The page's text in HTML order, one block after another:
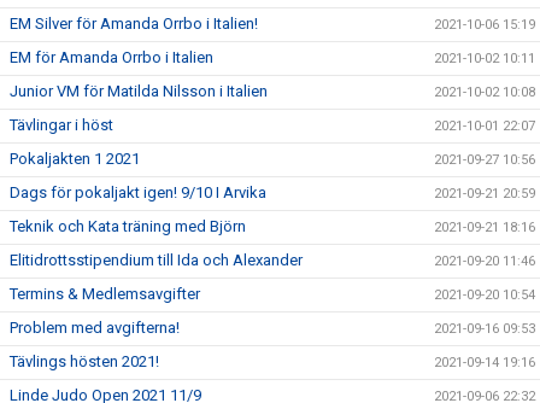
EM Silver för Amanda Orrbo i Italien! 2021-10-06 15:19
EM för Amanda Orrbo i Italien 2021-10-02 10:11
Junior VM för Matilda Nilsson i Italien 2021-10-02 10:08
Tävlingar i höst 2021-10-01 22:07
Pokaljakten 1 2021 2021-09-27 10:56
Dags för pokaljakt igen! 9/10 I Arvika 2021-09-21 20:59
Teknik och Kata träning med Björn 2021-09-21 18:16
Elitidrottsstipendium till Ida och Alexander 2021-09-20 11:46
Termins & Medlemsavgifter 2021-09-20 10:54
Problem med avgifterna! 2021-09-16 09:53
Tävlings hösten 2021! 2021-09-14 19:16
Linde Judo Open 2021 11/9 2021-09-06 22:32